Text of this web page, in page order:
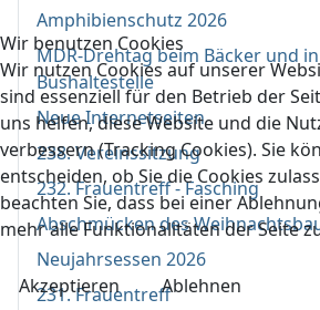
Amphibienschutz 2026
MDR-Drehtag beim Bäcker und
Bushaltestelle
Neue Internetseiten
238. Vereinssitzung
232. Frauentreff - Fasching
Abschmücken des
Neujahrsessen 2026
231. Frauentreff
Wir benutzen Cookies
Wir nutzen Cookies auf unserer
sind essenziell für den Betrieb der
uns helfen, diese Website und die
verbessern (Tracking Cookies). Sie
entscheiden, ob Sie die Cookies
beachten Sie, dass bei einer
mehr alle Funktionalitäten der Seite
Akzeptieren
Ablehnen